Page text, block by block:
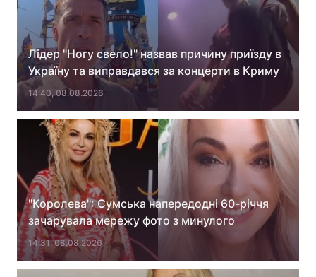
Лідер "Ногу свело!" назвав причину приїзду в
Україну та виправдався за концерти в Криму
14:40, 08.08.2026
"Королева": Сумська напередодні 60-річчя
зачарувала мережу фото з минулого
14:31, 08.08.2026